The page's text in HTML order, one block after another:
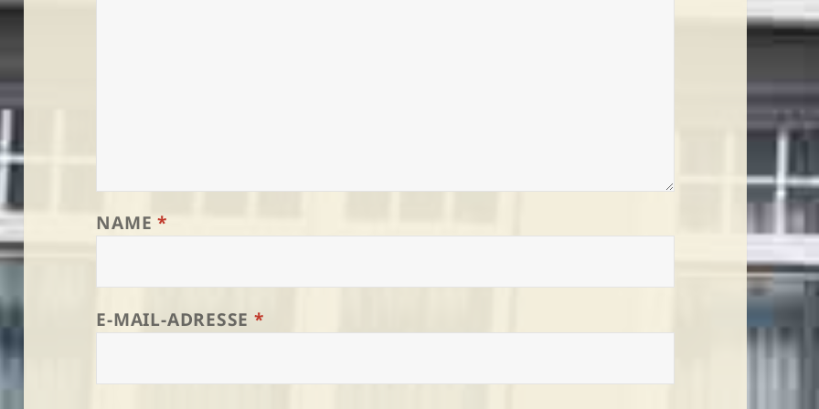
NAME*
E-MAIL-ADRESSE *